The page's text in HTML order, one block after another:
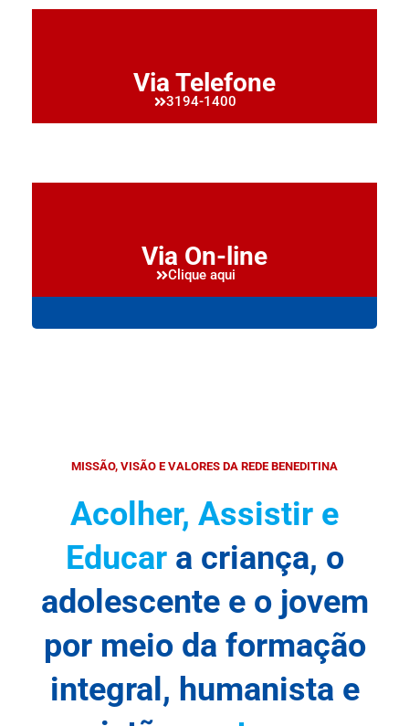
Via Telefone
3194-1400
Via On-line
Clique aqui
MISSÃO, VISÃO E VALORES DA REDE BENEDITINA
Acolher, Assistir e
Educar a criança, o
adolescente e o jovem
por meio da formação
integral, humanista e